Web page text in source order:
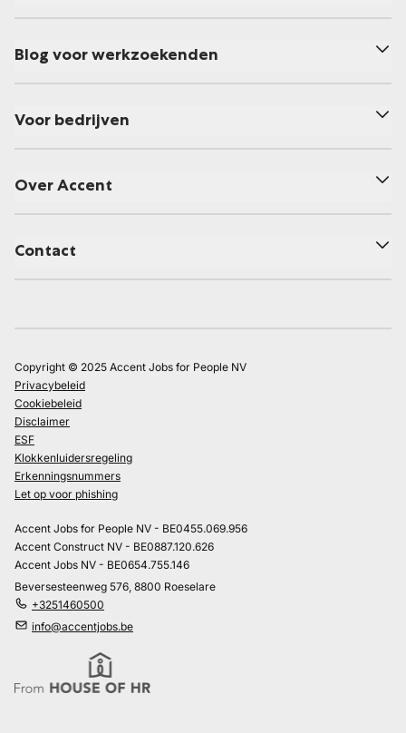
Blog voor werkzoekenden
Voor bedrijven
Over Accent
Contact
Copyright © 2025 Accent Jobs for People NV
Privacybeleid
Cookiebeleid
Disclaimer
ESF
Klokkenluidersregeling
Erkenningsnummers
Let op voor phishing
Accent Jobs for People NV - BE0455.069.956
Accent Construct NV - BE0887.120.626
Accent Jobs NV - BE0654.755.146
Beversesteenweg 576, 8800 Roeselare
+3251460500
info@accentjobs.be